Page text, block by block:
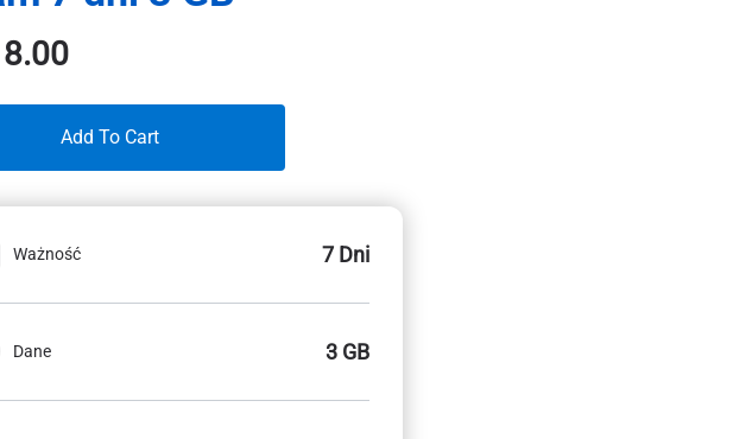
Add To Cart
Ważność 7 Dni
Dane 3 GB